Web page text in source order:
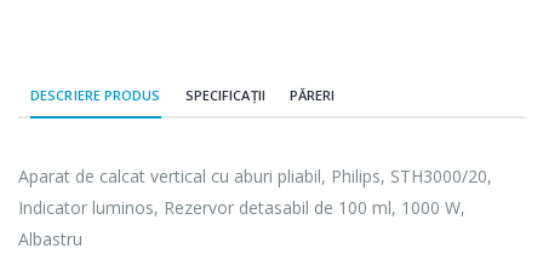
DESCRIERE PRODUS SPECIFICAȚII PĂRERI
Aparat de calcat vertical cu aburi pliabil, Philips, STH3000/20,
Indicator luminos, Rezervor detasabil de 100 ml, 1000 W,
Albastru